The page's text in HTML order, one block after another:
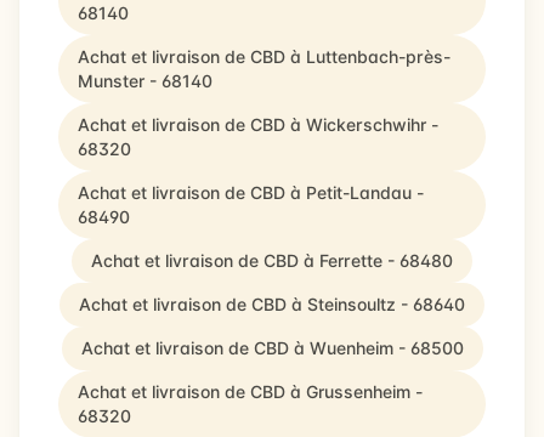
68140
Achat et livraison de CBD à Luttenbach-près-
Munster - 68140
Achat et livraison de CBD à Wickerschwihr -
68320
Achat et livraison de CBD à Petit-Landau -
68490
Achat et livraison de CBD à Ferrette - 68480
Achat et livraison de CBD à Steinsoultz - 68640
Achat et livraison de CBD à Wuenheim - 68500
Achat et livraison de CBD à Grussenheim -
68320